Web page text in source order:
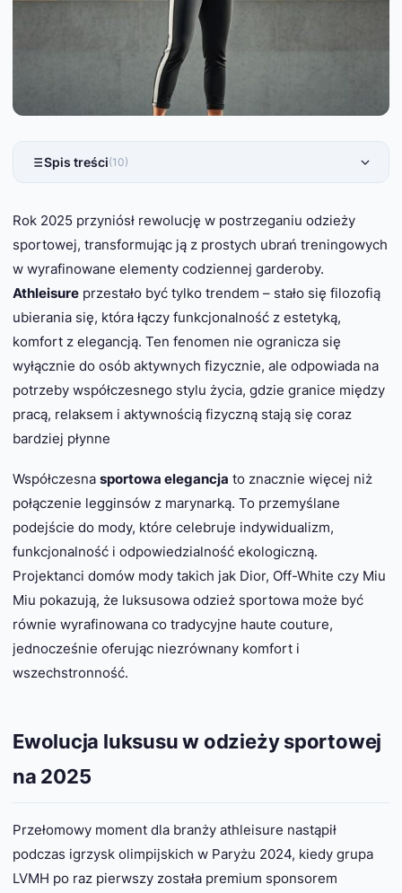
Spis treści(10)
Rok 2025 przyniósł rewolucję w postrzeganiu odzieży
sportowej, transformując ją z prostych ubrań treningowych
w wyrafinowane elementy codziennej garderoby.
Athleisure przestało być tylko trendem – stało się filozofią
ubierania się, która łączy funkcjonalność z estetyką,
komfort z elegancją. Ten fenomen nie ogranicza się
wyłącznie do osób aktywnych fizycznie, ale odpowiada na
potrzeby współczesnego stylu życia, gdzie granice między
pracą, relaksem i aktywnością fizyczną stają się coraz
bardziej płynne
Współczesna sportowa elegancja to znacznie więcej niż
połączenie legginsów z marynarką. To przemyślane
podejście do mody, które celebruje indywidualizm,
funkcjonalność i odpowiedzialność ekologiczną.
Projektanci domów mody takich jak Dior, Off-White czy Miu
Miu pokazują, że luksusowa odzież sportowa może być
równie wyrafinowana co tradycyjne haute couture,
jednocześnie oferując niezrównany komfort i
wszechstronność.
Ewolucja luksusu w odzieży sportowej
na 2025
Przełomowy moment dla branży athleisure nastąpił
podczas igrzysk olimpijskich w Paryżu 2024, kiedy grupa
LVMH po raz pierwszy została premium sponsorem